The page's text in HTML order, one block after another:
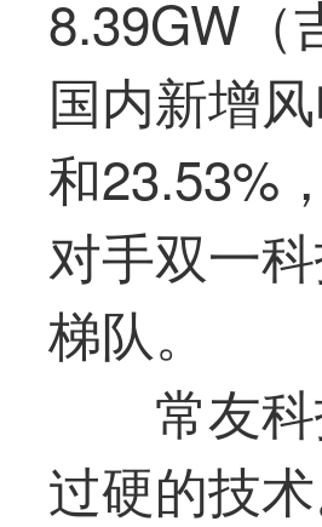
8.39GW（
国内新增
和23.53%
对手双一
梯队。
常友
过硬的技